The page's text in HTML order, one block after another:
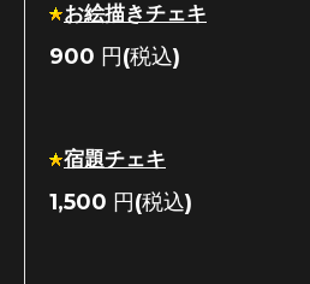
お絵描きチェキ
900 円(税込)
宿題チェキ
1,500 円(税込)